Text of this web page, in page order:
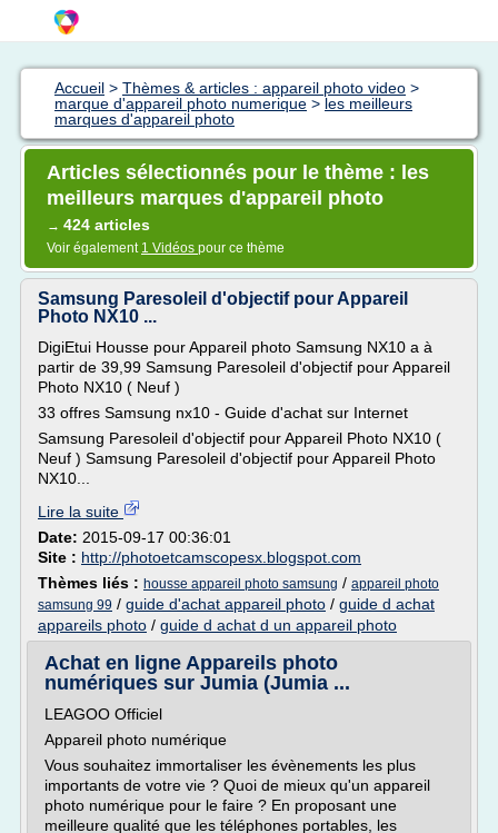
Accueil > Thèmes & articles : appareil photo video >
marque d'appareil photo numerique > les meilleurs
marques d'appareil photo
Articles sélectionnés pour le thème : les
meilleurs marques d'appareil photo
→ 424 articles
Voir également 1 Vidéos pour ce thème
Samsung Paresoleil d'objectif pour Appareil
Photo NX10 ...
DigiEtui Housse pour Appareil photo Samsung NX10 a à
partir de 39,99 Samsung Paresoleil d'objectif pour Appareil
Photo NX10 ( Neuf )
33 offres Samsung nx10 - Guide d'achat sur Internet
Samsung Paresoleil d'objectif pour Appareil Photo NX10 (
Neuf ) Samsung Paresoleil d'objectif pour Appareil Photo
NX10...
Lire la suite
Date: 2015-09-17 00:36:01
Site : http://photoetcamscopesx.blogspot.com
Thèmes liés : housse appareil photo samsung / appareil photo
samsung 99 / guide d'achat appareil photo / guide d achat
appareils photo / guide d achat d un appareil photo
Achat en ligne Appareils photo
numériques sur Jumia (Jumia ...
LEAGOO Officiel
Appareil photo numérique
Vous souhaitez immortaliser les évènements les plus
importants de votre vie ? Quoi de mieux qu'un appareil
photo numérique pour le faire ? En proposant une
meilleure qualité que les téléphones portables, les